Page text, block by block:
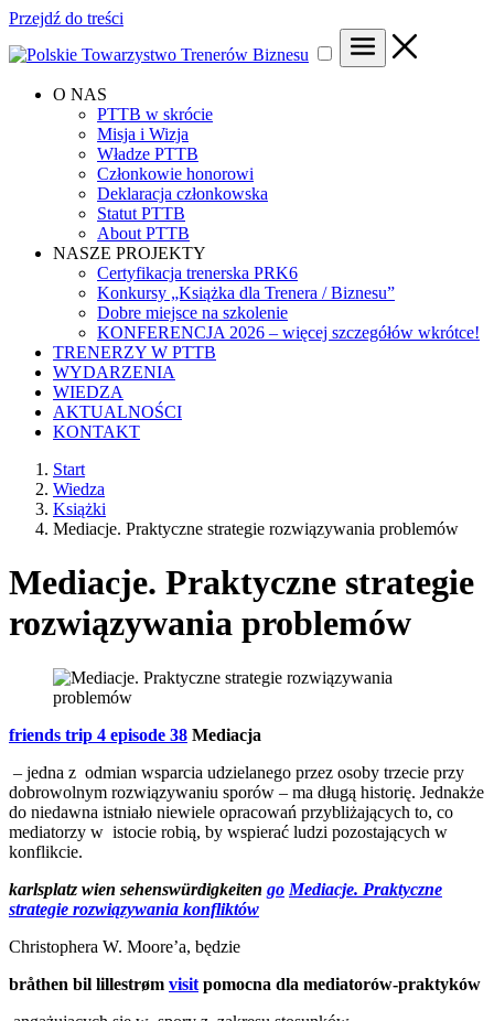
Przejdź do treści
O NAS
PTTB w skrócie
Misja i Wizja
Władze PTTB
Członkowie honorowi
Deklaracja członkowska
Statut PTTB
About PTTB
NASZE PROJEKTY
Certyfikacja trenerska PRK6
Konkursy „Książka dla Trenera / Biznesu”
Dobre miejsce na szkolenie
KONFERENCJA 2026 – więcej szczegółów wkrótce!
TRENERZY W PTTB
WYDARZENIA
WIEDZA
AKTUALNOŚCI
KONTAKT
Start
Wiedza
Książki
Mediacje. Praktyczne strategie rozwiązywania problemów
Mediacje. Praktyczne strategie
rozwiązywania problemów
friends trip 4 episode 38 Mediacja
– jedna z odmian wsparcia udzielanego przez osoby trzecie przy
dobrowolnym rozwiązywaniu sporów – ma długą historię. Jednakże
do niedawna istniało niewiele opracowań przybliżających to, co
mediatorzy w istocie robią, by wspierać ludzi pozostających w
konflikcie.
karlsplatz wien sehenswürdigkeiten go Mediacje. Praktyczne
strategie rozwiązywania konfliktów
Christophera W. Moore’a, będzie
bråthen bil lillestrøm visit pomocna dla mediatorów-praktyków